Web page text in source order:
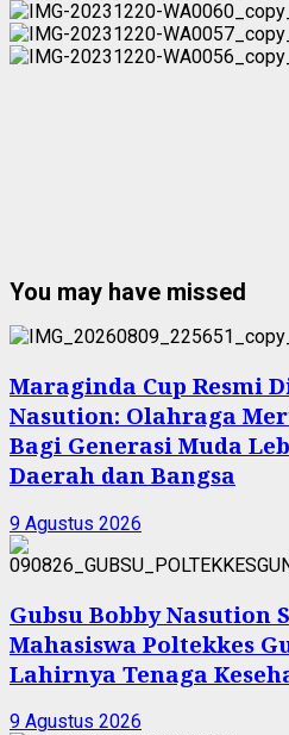
You may have missed
Maraginda Cup Resmi
Nasution: Olahraga
Bagi Generasi Muda
Daerah dan Bangsa
9 Agustus 2026
Gubsu Bobby Nasution
Mahasiswa Poltekkes
Lahirnya Tenaga
9 Agustus 2026